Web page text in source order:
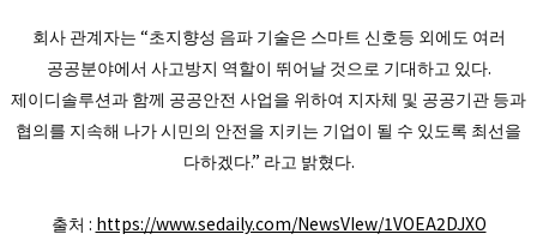
회사 관계자는 “초지향성 음파 기술은 스마트 신호등 외에도 여러
공공분야에서 사고방지 역할이 뛰어날 것으로 기대하고 있다.
제이디솔루션과 함께 공공안전 사업을 위하여 지자체 및 공공기관 등과
협의를 지속해 나가 시민의 안전을 지키는 기업이 될 수 있도록 최선을
다하겠다.” 라고 밝혔다.
출처 : https://www.sedaily.com/NewsVIew/1VOEA2DJXO